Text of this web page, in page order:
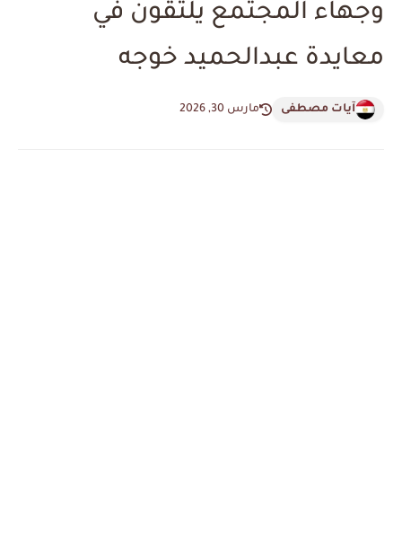
وجهاء المجتمع يلتقون في
معايدة عبدالحميد خوجه
آيات مصطفى مارس 30, 2026